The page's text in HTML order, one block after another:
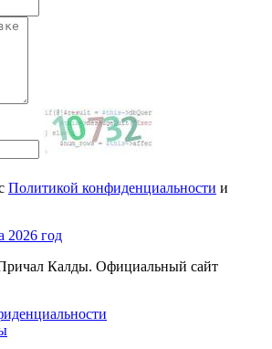
Политикой конфиденциальности и
2026 год
Калды. Официальный сайт